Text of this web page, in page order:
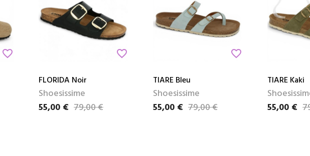
favorite_border favorite_border
FLORIDA Noir
Shoesissime
Prix
55,00 €
Prix de base79,00 €
favorite_border
TIARE Bleu
Shoesissime
Prix
55,00 €
Prix de base79,00 €
TIARE Kaki
Prix
55,00 €
Prix de